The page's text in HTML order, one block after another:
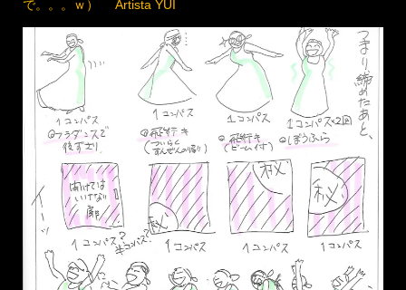
ｐ22
UPDATED: 2019年10月28日
CATEGORIES:
日常あれこれ,表現,踊る（フラメンコ他）
flamenco漫画 大失敗アバニコ